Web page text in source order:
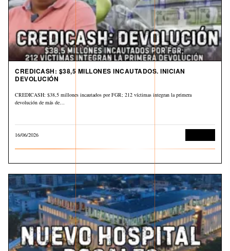
CREDICASH: $38,5 MILLONES INCAUTADOS. INICIAN
DEVOLUCIÓN
CREDICASH: $38,5 millones incautados por FGR; 212 víctimas integran la primera
devolución de más de…
16/06/2026